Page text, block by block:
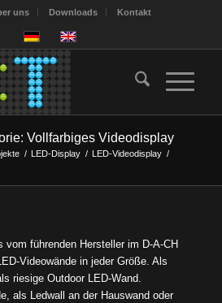
uns Downloads Kontakt
Vollfarbiges Videodisplay
/ LED-Display / LED-Videodisplay /
vom führenden Hersteller im D-A-CH
Videowände in jeder Größe. Als
riesige Outdoor LED-Wand.
als Ledwall an der Hauswand oder